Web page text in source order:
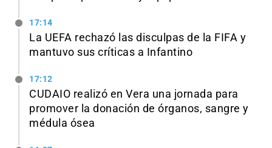
17:14
La UEFA rechazó las disculpas de la FIFA y
mantuvo sus críticas a Infantino
17:12
CUDAIO realizó en Vera una jornada para
promover la donación de órganos, sangre y
médula ósea